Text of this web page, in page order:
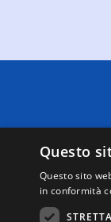
Questo
Questo sito
in conformità